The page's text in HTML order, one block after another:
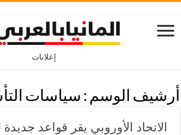
إعلانات
أرشيف الوسم : سياسات
الاتحاد الأوروبي يقر قواعد